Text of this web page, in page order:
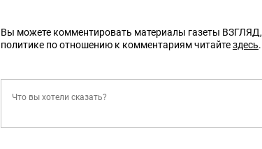
Вы можете комментировать материалы газеты ВЗГЛЯД,
политике по отношению к комментариям читайтездесь.